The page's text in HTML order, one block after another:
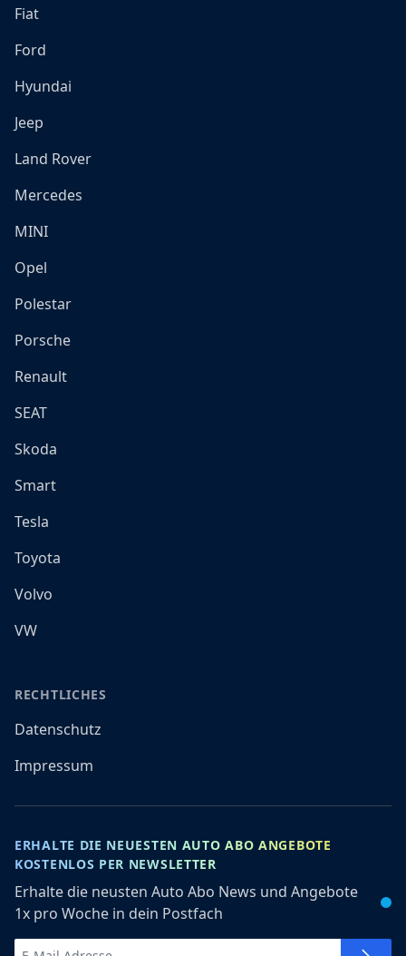
Fiat
Ford
Hyundai
Jeep
Land Rover
Mercedes
MINI
Opel
Polestar
Porsche
Renault
SEAT
Skoda
Smart
Tesla
Toyota
Volvo
VW
RECHTLICHES
Datenschutz
Impressum
ERHALTE DIE NEUESTEN AUTO ABO ANGEBOTE
KOSTENLOS PER NEWSLETTER
Erhalte die neusten Auto Abo News und Angebote
1x pro Woche in dein Postfach